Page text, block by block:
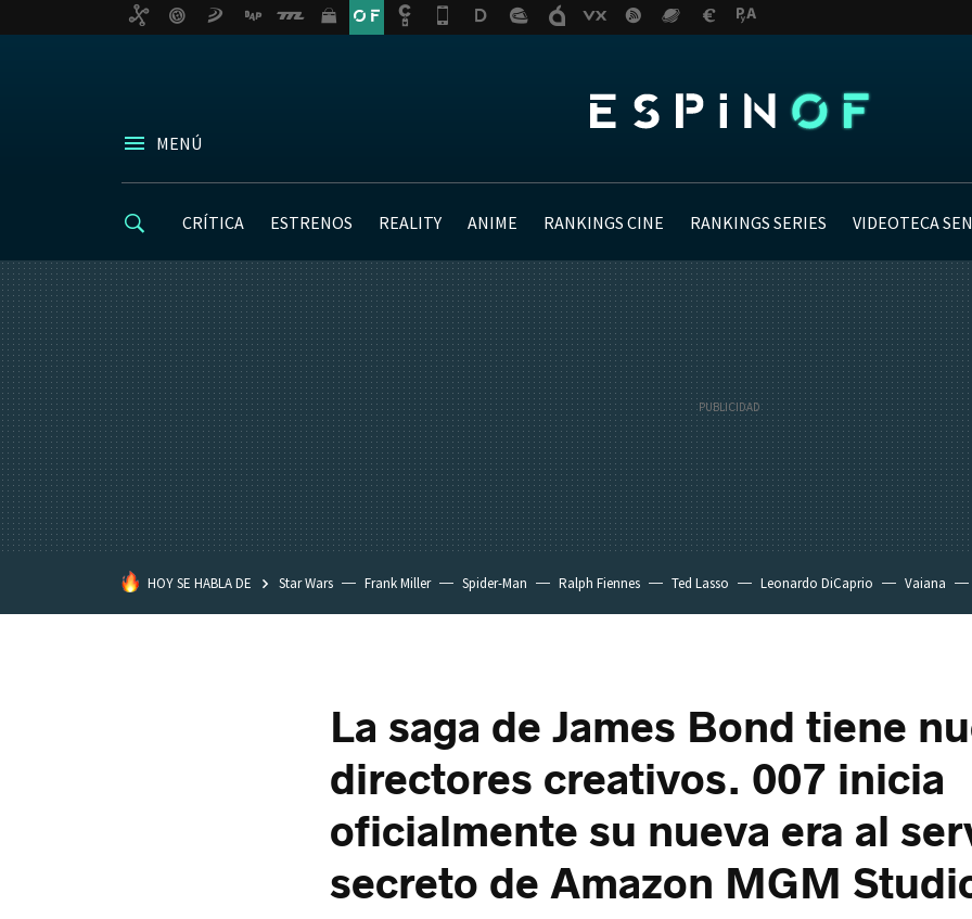
MENÚ
CRÍTICA ESTRENOS REALITY ANIME RANKINGS CINE RANKINGS SERIES VIDEOTECA
HOY SE HABLA DE Star Wars Frank Miller Spider-Man Ralph Fiennes Ted Lasso Leonardo DiCaprio Vaiana
La saga de James Bond tiene
directores creativos. 007 inicia
oficialmente su nueva era al
secreto de Amazon MGM